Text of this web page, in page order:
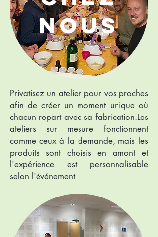
nous
Privatisez un atelier pour vos proches
afin de créer un moment unique où
chacun repart avec sa fabrication.Les
ateliers sur mesure fonctionnent
comme ceux à la demande, mais les
produits sont choisis en amont et
l'expérience est personnalisable
selon l'événement